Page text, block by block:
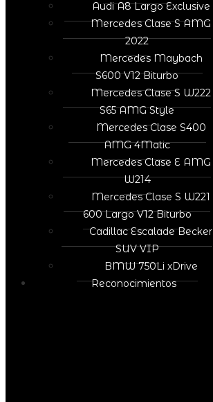
Audi A8 Largo Exclusive
Mercedes Clase S AMG
2022
Mercedes Maybach
S600 V12 Biturbo
Mercedes Clase S W222
S65 AMG Style
Mercedes Clase S400
AMG 4Matic
Mercedes Clase E AMG
W214
Mercedes Clase S W221
600 Largo V12 Biturbo
Cadillac Escalade Becker
SUV VIP
BMW 750Li xDrive
Reconocimientos